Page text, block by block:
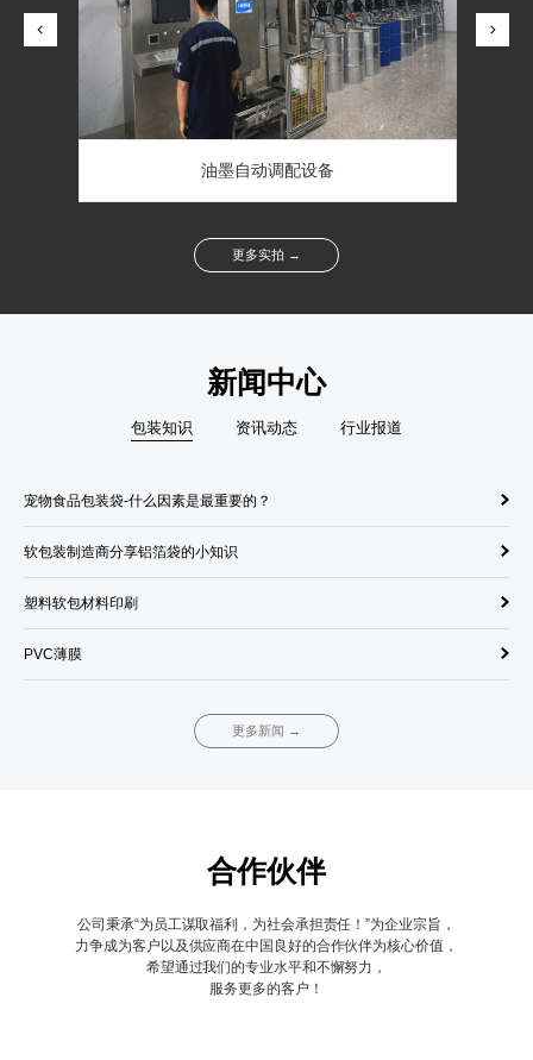
油墨自动调配设备
凌云在线检测设备印刷机
更多实拍 →
新闻中心
包装知识 资讯动态 行业报道
宠物食品包装袋-什么因素是最重要的？
软包装制造商分享铝箔袋的小知识
塑料软包材料印刷
PVC薄膜
更多新闻 →
合作伙伴
公司秉承“为员工谋取福利，为社会承担责任！”为企业宗旨，
力争成为客户以及供应商在中国良好的合作伙伴为核心价值，
希望通过我们的专业水平和不懈努力，
服务更多的客户！